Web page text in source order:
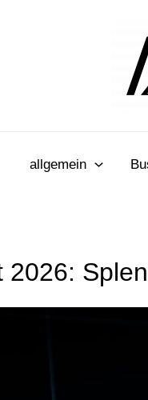
allgemein